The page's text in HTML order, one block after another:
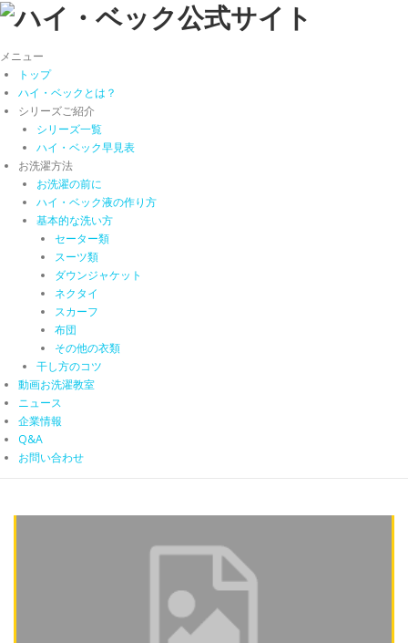
メニュー
トップ
ハイ・ベックとは？
シリーズご紹介
シリーズ一覧
ハイ・ベック早見表
お洗濯方法
お洗濯の前に
ハイ・ベック液の作り方
基本的な洗い方
セーター類
スーツ類
ダウンジャケット
ネクタイ
スカーフ
布団
その他の衣類
干し方のコツ
動画お洗濯教室
ニュース
企業情報
Q&A
お問い合わせ